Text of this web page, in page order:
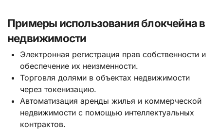
Примеры использования блокчейна в
недвижимости
Электронная регистрация прав собственности и
обеспечение их неизменности.
Торговля долями в объектах недвижимости
через токенизацию.
Автоматизация аренды жилья и коммерческой
недвижимости с помощью интеллектуальных
контрактов.